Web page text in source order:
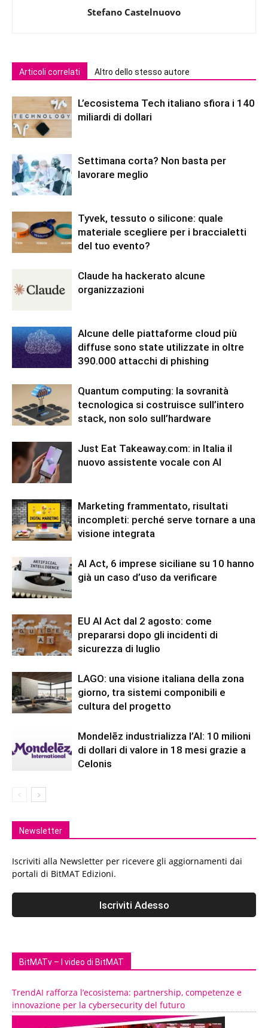
Stefano Castelnuovo
Articoli correlati Altro dello stesso autore
L’ecosistema Tech italiano sfiora i 140
miliardi di dollari
Settimana corta? Non basta per
lavorare meglio
Tyvek, tessuto o silicone: quale
materiale scegliere per i braccialetti
del tuo evento?
Claude ha hackerato alcune
organizzazioni
Alcune delle piattaforme cloud più
diffuse sono state utilizzate in oltre
390.000 attacchi di phishing
Quantum computing: la sovranità
tecnologica si costruisce sull’intero
stack, non solo sull’hardware
Just Eat Takeaway.com: in Italia il
nuovo assistente vocale con AI
Marketing frammentato, risultati
incompleti: perché serve tornare a una
visione integrata
AI Act, 6 imprese siciliane su 10 hanno
già un caso d’uso da verificare
EU AI Act dal 2 agosto: come
prepararsi dopo gli incidenti di
sicurezza di luglio
LAGO: una visione italiana della zona
giorno, tra sistemi componibili e
cultura del progetto
Mondelēz industrializza l’AI: 10 milioni
di dollari di valore in 18 mesi grazie a
Celonis
Newsletter
Iscriviti alla Newsletter per ricevere gli aggiornamenti dai
portali di BitMAT Edizioni.
BitMATv – I video di BitMAT
TrendAI rafforza l’ecosistema: partnership, competenze e
innovazione per la cybersecurity del futuro